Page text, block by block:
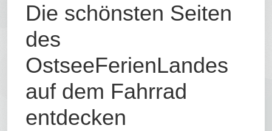
Die schönsten Seiten
des
OstseeFerienLandes
auf dem Fahrrad
entdecken